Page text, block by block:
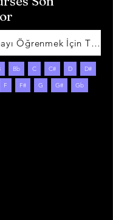
Bu Şarkıyı Çalmayı Öğrenmek İçin Tıklayın
Bb C C# D D#
F F# G G# Gb